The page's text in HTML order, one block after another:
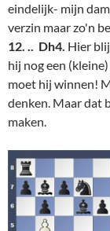
eindelijk- mijn
verzin maar zo'n
12. .. Dh4. Hier
hij nog een
moet hij winnen!
denken. Maar dat
maken.